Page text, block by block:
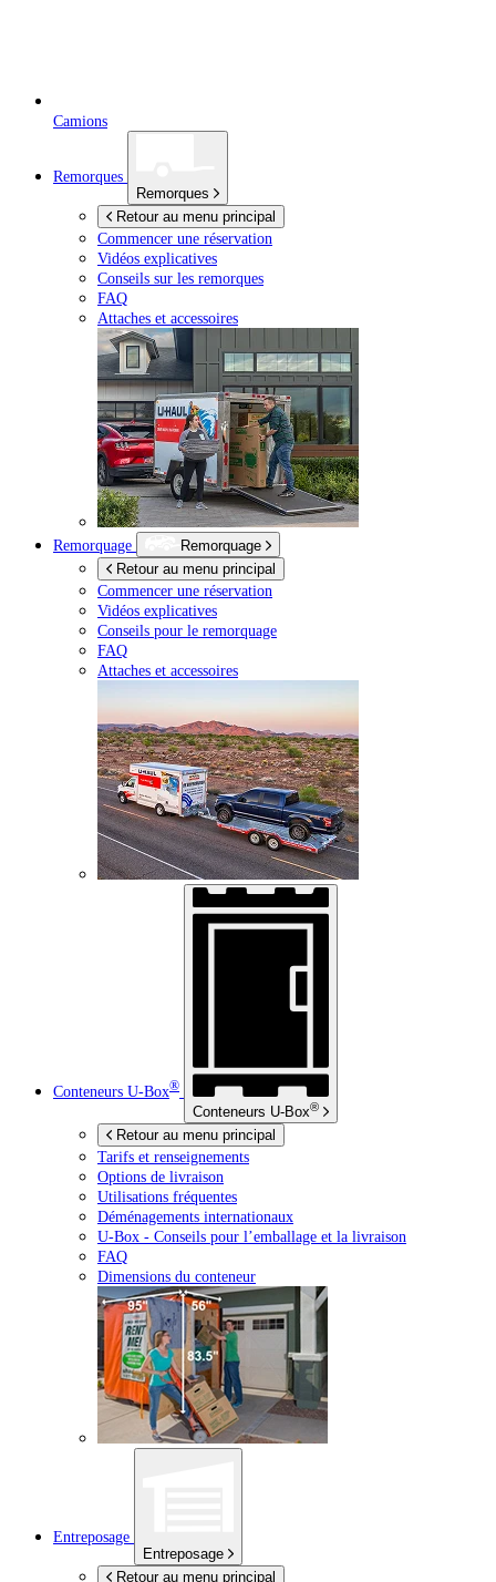
Camions
Remorques
Remorques
Retour au menu principal
Commencer une réservation
Vidéos explicatives
Conseils sur les remorques
FAQ
Attaches et accessoires
Remorquage
Remorquage
Retour au menu principal
Commencer une réservation
Vidéos explicatives
Conseils pour le remorquage
FAQ
Attaches et accessoires
Conteneurs U-Box®
Conteneurs U-Box®
Retour au menu principal
Tarifs et renseignements
Options de livraison
Utilisations fréquentes
Déménagements internationaux
U-Box - Conseils pour l’emballage et la livraison
FAQ
Dimensions du conteneur
Entreposage
Entreposage
Retour au menu principal